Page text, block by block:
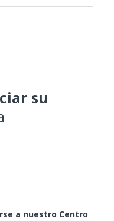
su
a nuestro Centro